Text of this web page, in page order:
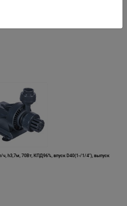
ч, h3,7м, 70Вт, КПД96%, впуск D40(1-/1/4"), выпуск